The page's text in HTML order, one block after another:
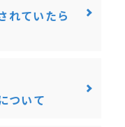
れていたら
ついて